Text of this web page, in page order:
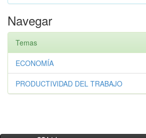
Navegar
Temas
ECONOMÍA
PRODUCTIVIDAD DEL TRABAJO